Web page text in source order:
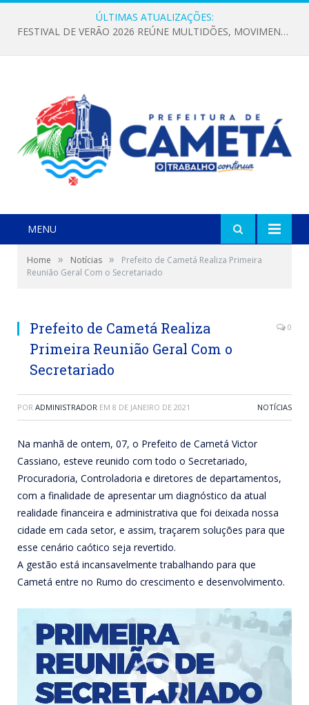
ÚLTIMAS ATUALIZAÇÕES:
FESTIVAL DE VERÃO 2026 REÚNE MULTIDÕES, MOVIMENTA A ECONOMIA E FORTALECE A CULTURA LOCAL
MENU
Home » Notícias »
Prefeito de Cametá Realiza Primeira
Reunião Geral Com o Secretariado
Prefeito de Cametá Realiza
Primeira Reunião Geral Com o
Secretariado
0
POR ADMINISTRADOR EM 8 DE JANEIRO DE 2021 NOTÍCIAS
Na manhã de ontem, 07, o Prefeito de Cametá Victor
Cassiano, esteve reunido com todo o Secretariado,
Procuradoria, Controladoria e diretores de departamentos,
com a finalidade de apresentar um diagnóstico da atual
realidade financeira e administrativa que foi deixada nossa
cidade em cada setor, e assim, traçarem soluções para que
esse cenário caótico seja revertido.
A gestão está incansavelmente trabalhando para que
Cametá entre no Rumo do crescimento e desenvolvimento.
vídeo